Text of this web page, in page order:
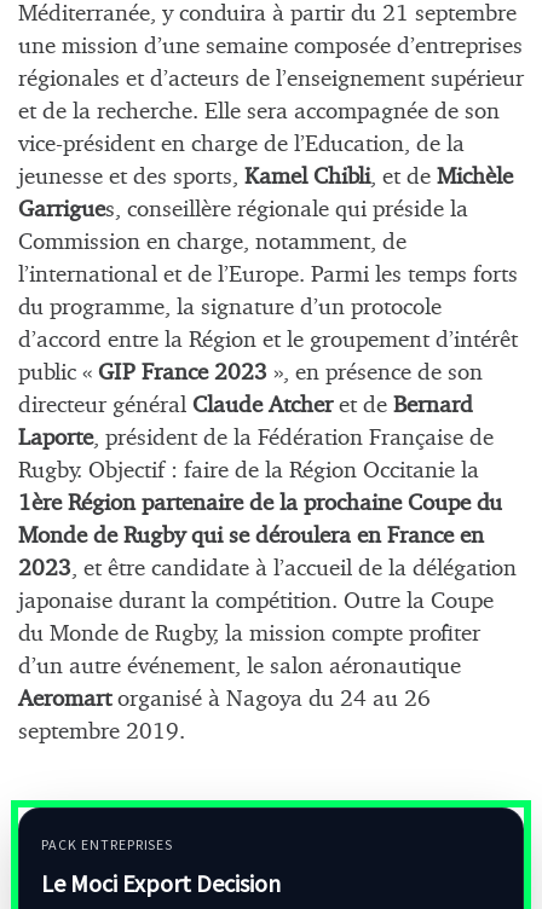
Méditerranée, y conduira à partir du 21 septembre
une mission d’une semaine composée d’entreprises
régionales et d’acteurs de l’enseignement supérieur
et de la recherche. Elle sera accompagnée de son
vice-président en charge de l’Education, de la
jeunesse et des sports, Kamel Chibli, et de Michèle
Garrigues, conseillère régionale qui préside la
Commission en charge, notamment, de
l’international et de l’Europe. Parmi les temps forts
du programme, la signature d’un protocole
d’accord entre la Région et le groupement d’intérêt
public « GIP France 2023 », en présence de son
directeur général Claude Atcheret de Bernard
Laporte, président de la Fédération Française de
Rugby. Objectif : faire de la Région Occitanie la
1ère Région partenaire de la prochaine Coupe du
Monde de Rugby qui se déroulera en France en
2023, et être candidate à l’accueil de la délégation
japonaise durant la compétition. Outre la Coupe
du Monde de Rugby, la mission compte profiter
d’un autre événement, le salon aéronautique
Aeromartorganisé à Nagoya du 24 au 26
septembre 2019.
PACK ENTREPRISES
Le Moci Export Decision